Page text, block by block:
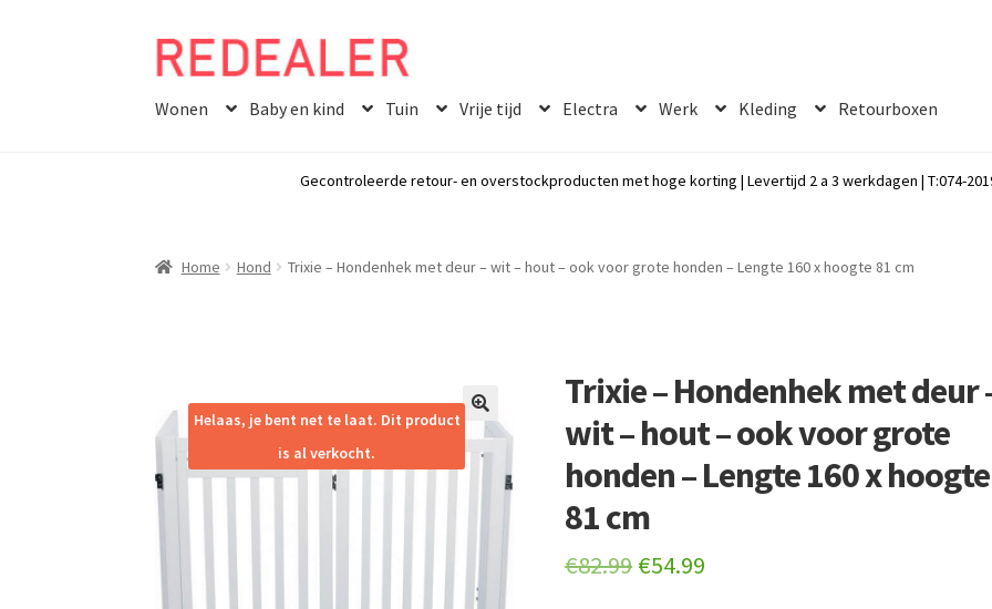
Skip
navigation
Skip
content
Wonen Baby en kind Tuin Vrije tijd Electra Werk Kleding Retourboxen
Gecontroleerde retour- en overstockproducten met hoge korting | Levertijd 2 a 3 werkdagen | T:074-
Home Hond Trixie – Hondenhek met deur – wit – hout – ook voor grote honden – Lengte 160 x hoogte 81 cm
🔍
Helaas, je bent net te laat. Dit product
is al verkocht.
Trixie – Hondenhek met deur
wit – hout – ook voor grote
honden – Lengte 160 x hoogte
81 cm
€82.99 Original
€54.99